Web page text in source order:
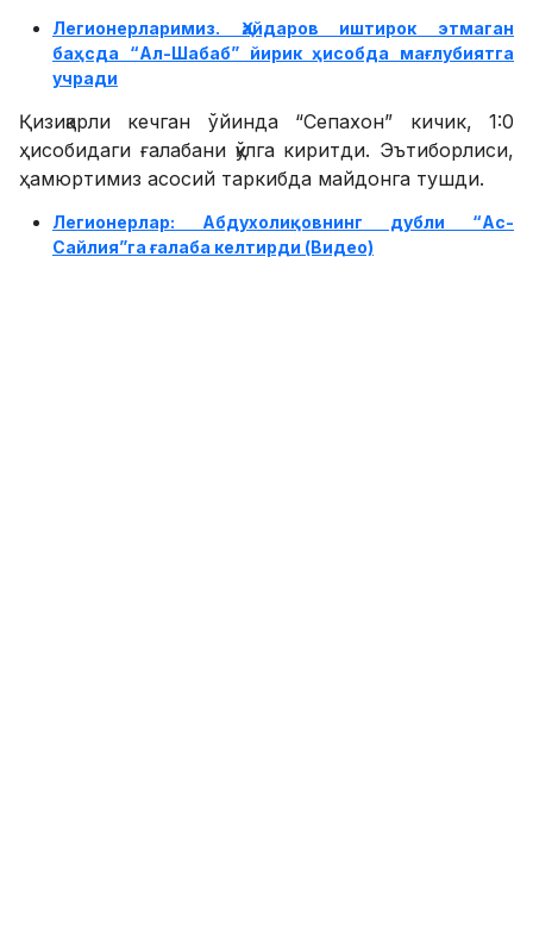
Легионерларимиз. Ҳайдаров иштирок этмаган
баҳсда “Ал-Шабаб” йирик ҳисобда мағлубиятга
учради
Қизиқарли кечган ўйинда “Сепахон” кичик, 1:0
ҳисобидаги ғалабани қўлга киритди. Эътиборлиси,
ҳамюртимиз асосий таркибда майдонга тушди.
Легионерлар: Абдухолиқовнинг дубли “Ас-
Сайлия”га ғалаба келтирди (Видео)